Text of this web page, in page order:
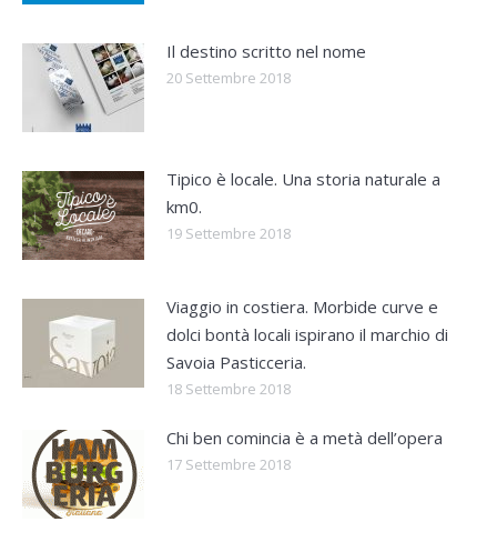
Il destino scritto nel nome
20 Settembre 2018
Tipico è locale. Una storia naturale a
km0.
19 Settembre 2018
Viaggio in costiera. Morbide curve e
dolci bontà locali ispirano il marchio di
Savoia Pasticceria.
18 Settembre 2018
Chi ben comincia è a metà dell’opera
17 Settembre 2018